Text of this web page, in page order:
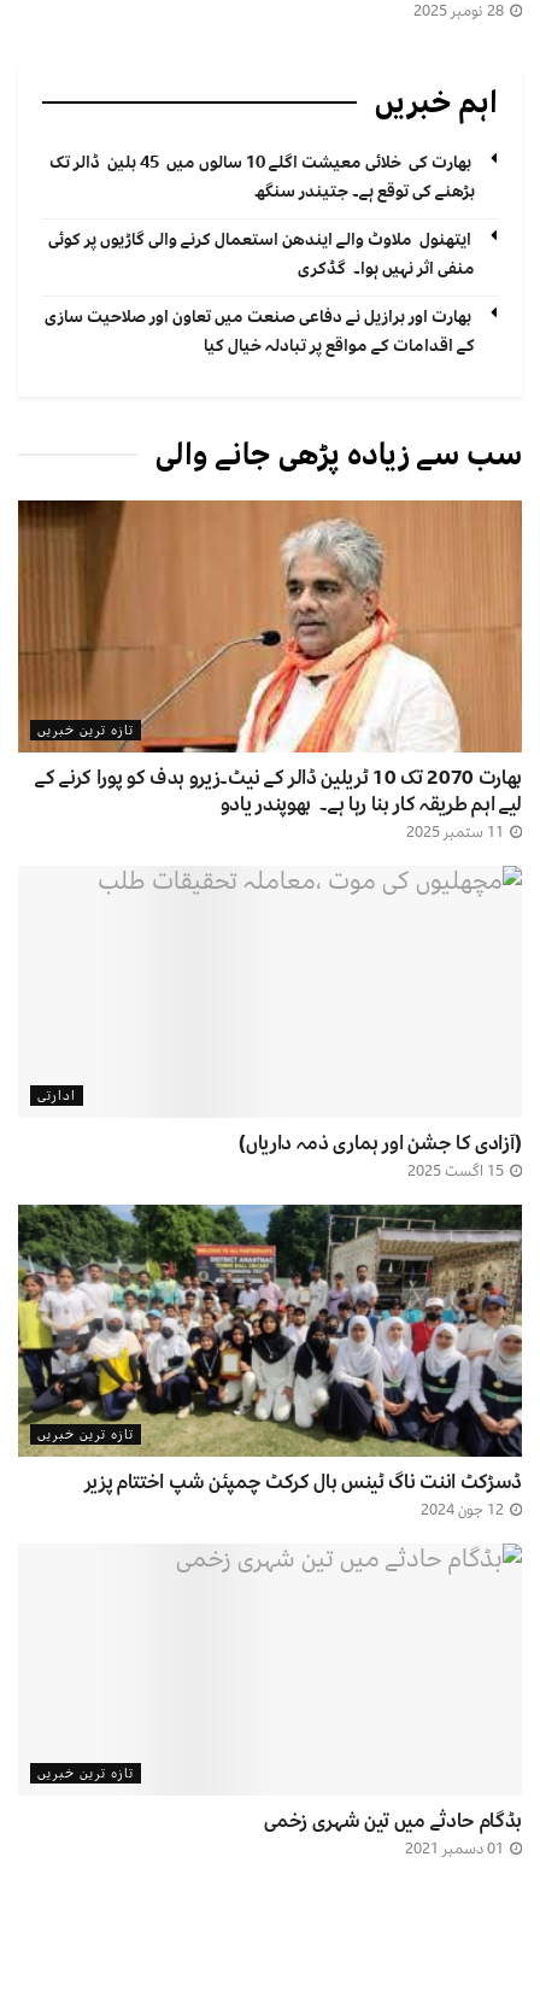
اہم خبریں
بھارت کی خلائی معیشت اگلے 10 سالوں میں 45 بلین ڈالر تک
بڑھنے کی توقع ہے۔ جتیندر سنگھ
ایتھنول ملاوٹ والے ایندھن استعمال کرنے والی گاڑیوں پر کوئی
منفی اثر نہیں ہوا۔ گڈکری
بھارت اور برازیل نے دفاعی صنعت میں تعاون اور صلاحیت سازی
کے اقدامات کے مواقع پر تبادلہ خیال کیا
سب سے زیادہ پڑھی جانے والی
تازہ ترین خبریں
بھارت 2070 تک 10 ٹریلین ڈالر کے نیٹ۔زیرو ہدف کو پورا کرنے کے
لیے اہم طریقہ کار بنا رہا ہے۔ بھوپندر یادو
ادارتی
(آزادی کا جشن اور ہماری ذمہ داریاں)
تازہ ترین خبریں
ڈسڑکٹ اننت ناگ ٹینس بال کرکٹ چمپئن شپ اختتام پزیر
تازہ ترین خبریں
بڈگام حادثے میں تین شہری زخمی